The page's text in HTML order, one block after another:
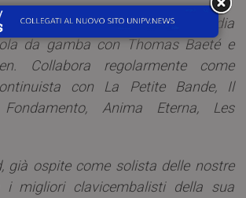
è diplomato invece a Rouen e studia
da gamba con Thomas Baeté e
Collabora regolarmente come
con La Petite Bande, Il
Anima Eterna, Les
già ospite come solista delle nostre
migliori clavicembalisti della sua